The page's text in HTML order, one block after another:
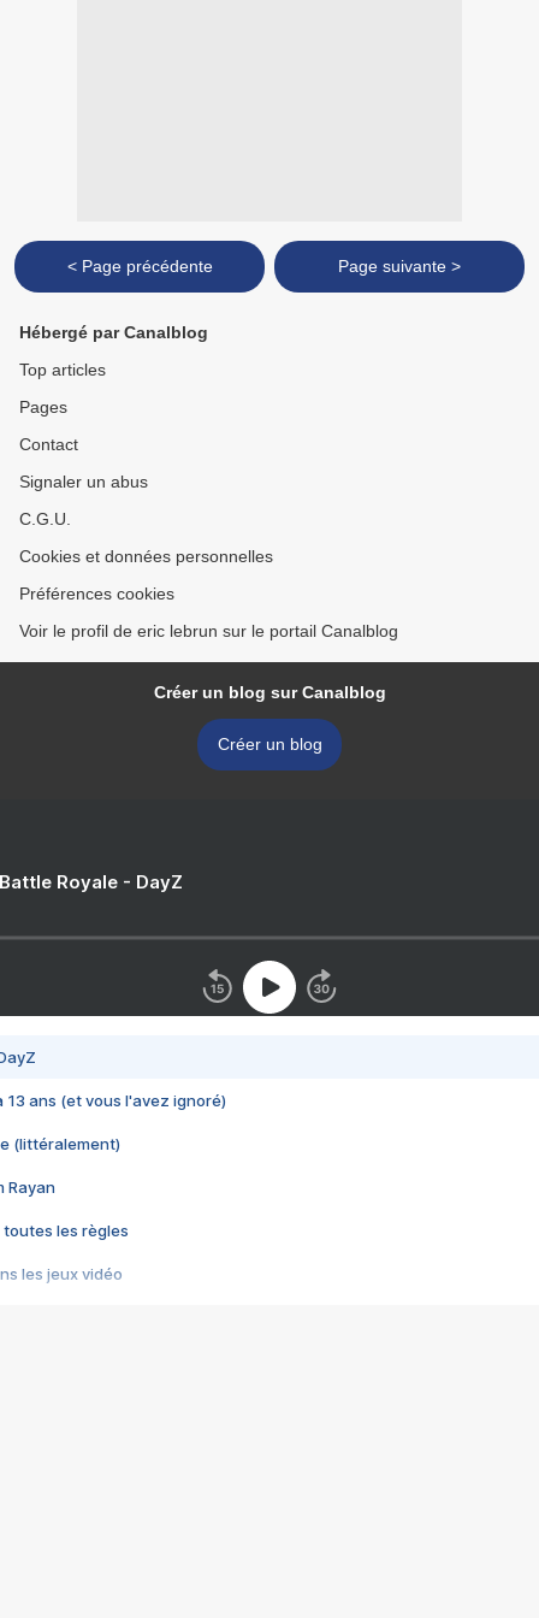
< Page précédente Page suivante >
Hébergé par Canalblog
Top articles
Pages
Contact
Signaler un abus
C.G.U.
Cookies et données personnelles
Préférences cookies
Voir le profil de eric lebrun sur le portail Canalblog
Créer un blog sur Canalblog
Créer un blog
Royale - DayZ
13 ans (et vous l'avez ignoré)
(littéralement)
Rayan
toutes les règles
les jeux vidéo